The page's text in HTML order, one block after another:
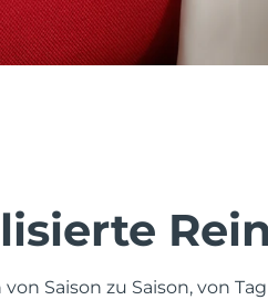
Saison zu Saison, von